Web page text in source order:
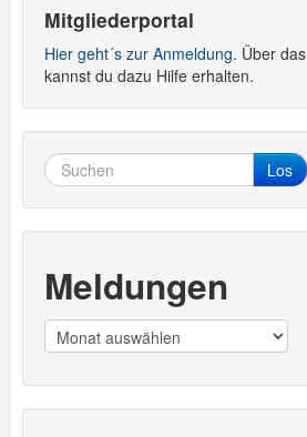
Mitgliederportal
Hier geht´s zur Anmeldung. Über das
kannst du dazu Hilfe erhalten.
Los
Meldungen
Meldungen